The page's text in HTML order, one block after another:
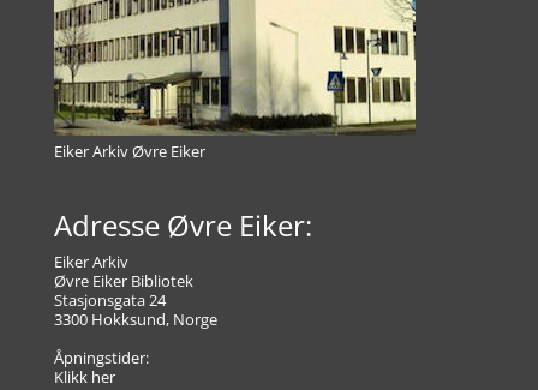
Eiker Arkiv Øvre Eiker
Adresse Øvre Eiker:
Eiker Arkiv
Øvre Eiker Bibliotek
Stasjonsgata 24
3300 Hokksund, Norge
Åpningstider:
Klikk her